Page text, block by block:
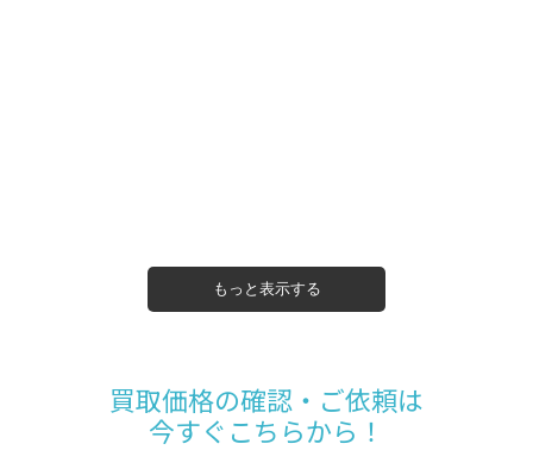
もっと表示する
買取価格の確認・ご依頼は
今すぐこちらから！